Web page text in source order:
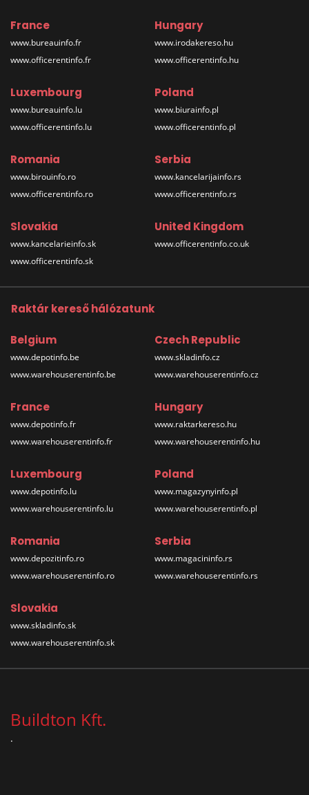
France
www.bureauinfo.fr
www.officerentinfo.fr
Hungary
www.irodakereso.hu
www.officerentinfo.hu
Luxembourg
www.bureauinfo.lu
www.officerentinfo.lu
Poland
www.biurainfo.pl
www.officerentinfo.pl
Romania
www.birouinfo.ro
www.officerentinfo.ro
Serbia
www.kancelarijainfo.rs
www.officerentinfo.rs
Slovakia
www.kancelarieinfo.sk
www.officerentinfo.sk
United Kingdom
www.officerentinfo.co.uk
Raktár kereső hálózatunk
Belgium
www.depotinfo.be
www.warehouserentinfo.be
Czech Republic
www.skladinfo.cz
www.warehouserentinfo.cz
France
www.depotinfo.fr
www.warehouserentinfo.fr
Hungary
www.raktarkereso.hu
www.warehouserentinfo.hu
Luxembourg
www.depotinfo.lu
www.warehouserentinfo.lu
Poland
www.magazynyinfo.pl
www.warehouserentinfo.pl
Romania
www.depozitinfo.ro
www.warehouserentinfo.ro
Serbia
www.magacininfo.rs
www.warehouserentinfo.rs
Slovakia
www.skladinfo.sk
www.warehouserentinfo.sk
Buildton Kft.
.